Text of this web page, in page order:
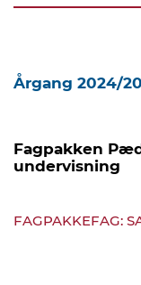
Årgang 2024/
Fagpakken
undervisning
FAGPAKKEFAG: